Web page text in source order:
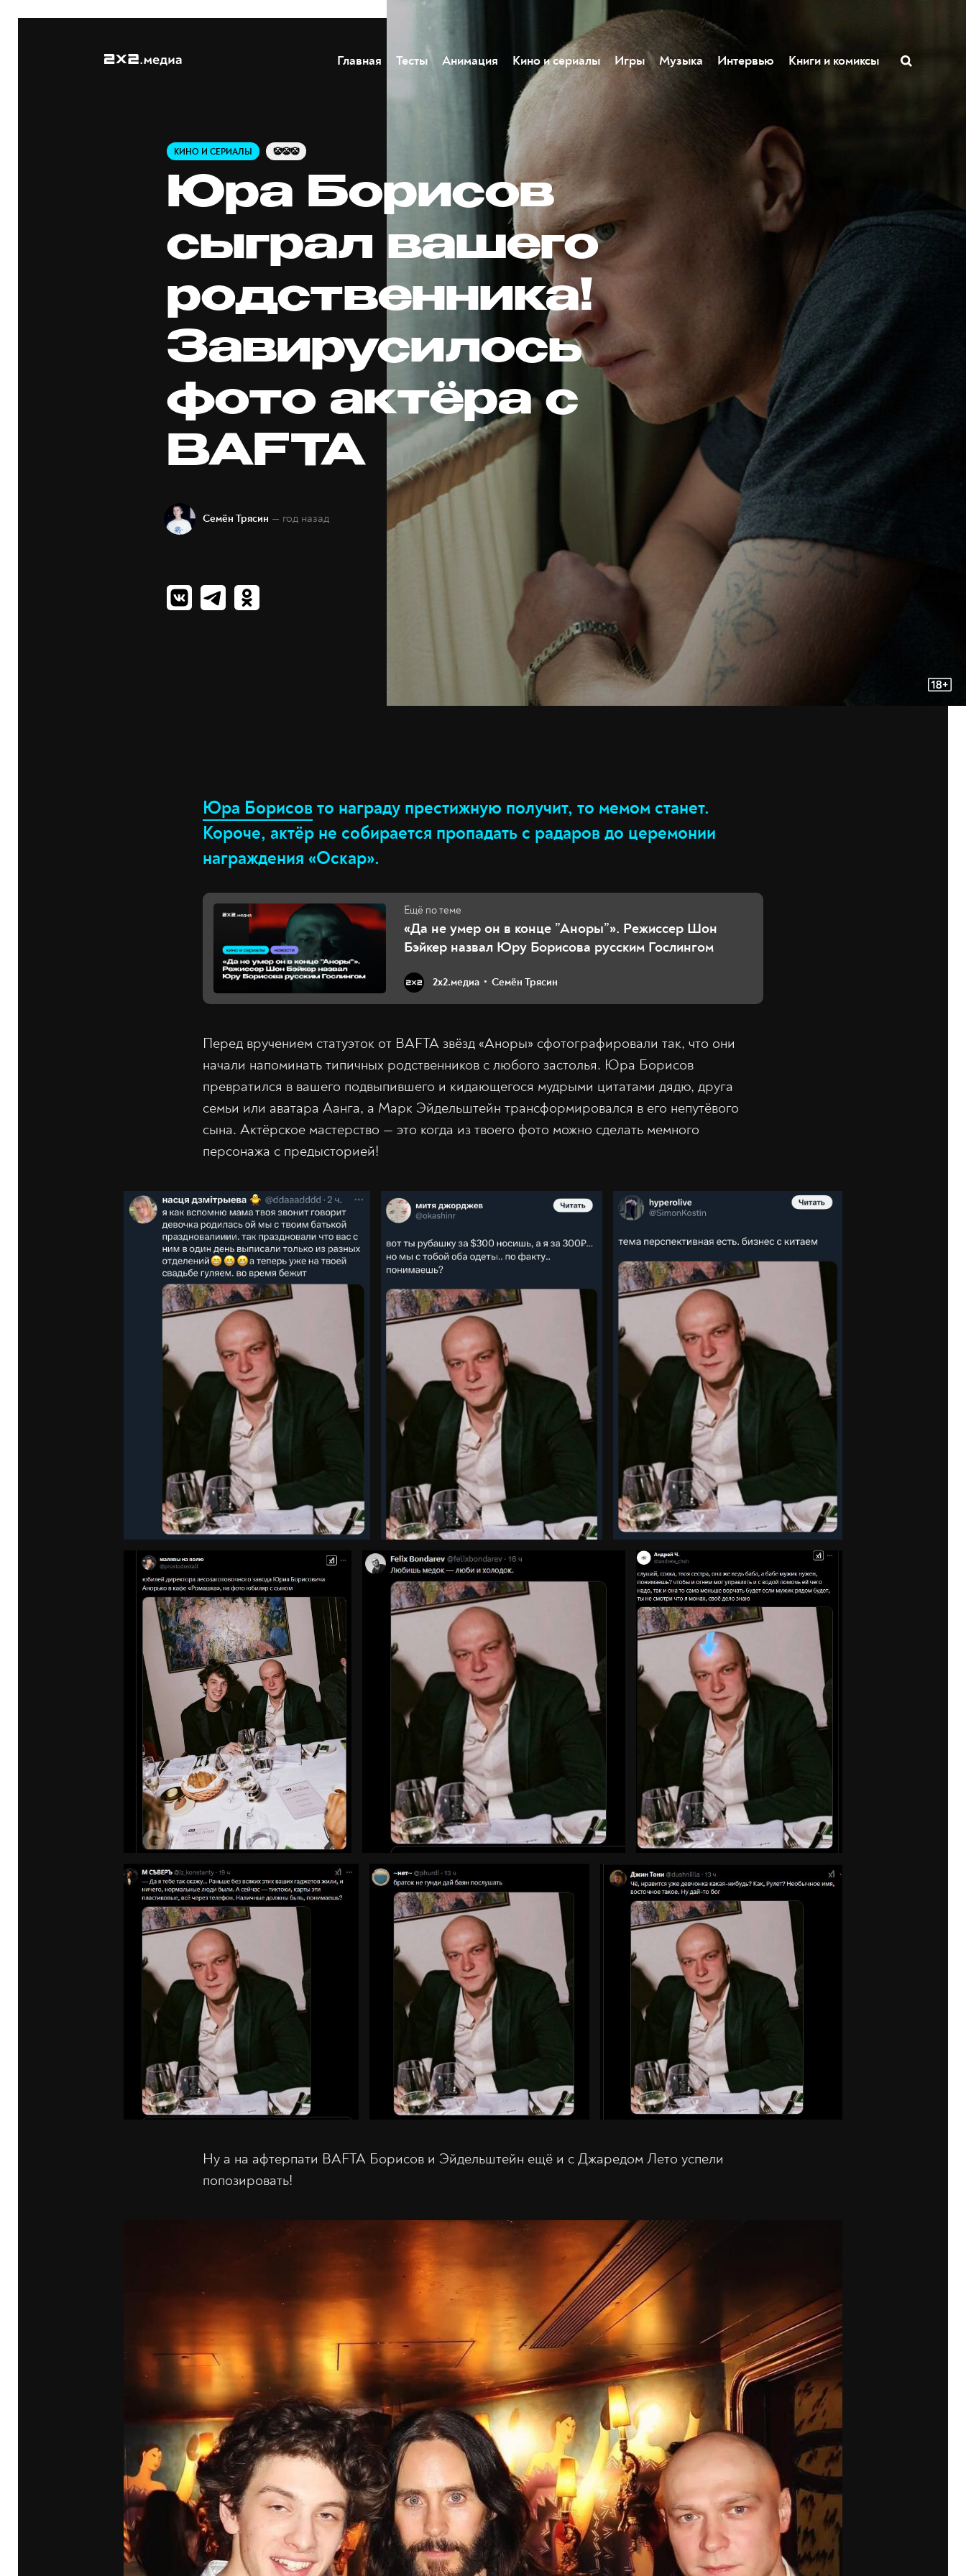
Главная Тесты Анимация Кино и сериалы Игры Музыка Интервью Книги и комиксы
КИНО И СЕРИАЛЫ 🤡🤡🤡
Юра Борисов
сыграл вашего
родственника!
Завирусилось
фото актёра с
BAFTA
Семён Трясин — год назад
Юра Борисовто награду престижную получит, то мемом станет.
Короче, актёр не собирается пропадать с радаров до церемонии
награждения «Оскар».
«Да не умер он в конце ”Аноры”». Режиссер Шон
Бэйкер назвал Юру Борисова русским Гослингом
2х2.медиа Семён Трясин
Перед вручением статуэток от BAFTA звёзд «Аноры» сфотографировали так, что они
начали напоминать типичных родственников с любого застолья. Юра Борисов
превратился в вашего подвыпившего и кидающегося мудрыми цитатами дядю, друга
семьи или аватара Аанга, а Марк Эйдельштейн трансформировался в его непутёвого
сына. Актёрское мастерство — это когда из твоего фото можно сделать мемного
персонажа с предысторией!
Ну а на афтерпати BAFTA Борисов и Эйдельштейн ещё и с Джаредом Лето успели
попозировать!